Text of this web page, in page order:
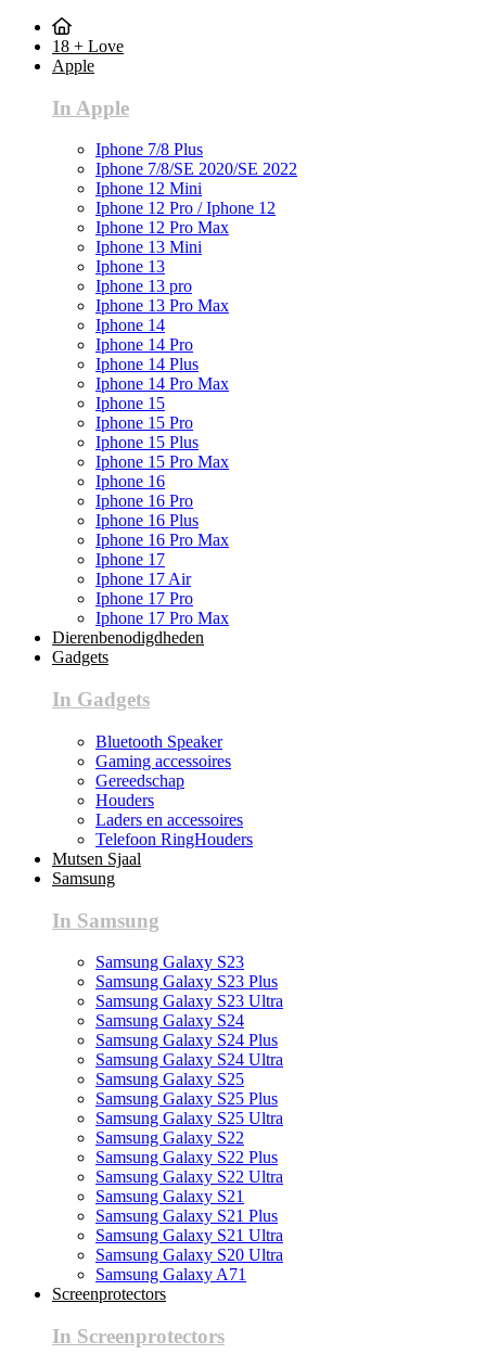
18 + Love
Apple
In Apple
Iphone 7/8 Plus
Iphone 7/8/SE 2020/SE 2022
Iphone 12 Mini
Iphone 12 Pro / Iphone 12
Iphone 12 Pro Max
Iphone 13 Mini
Iphone 13
Iphone 13 pro
Iphone 13 Pro Max
Iphone 14
Iphone 14 Pro
Iphone 14 Plus
Iphone 14 Pro Max
Iphone 15
Iphone 15 Pro
Iphone 15 Plus
Iphone 15 Pro Max
Iphone 16
Iphone 16 Pro
Iphone 16 Plus
Iphone 16 Pro Max
Iphone 17
Iphone 17 Air
Iphone 17 Pro
Iphone 17 Pro Max
Dierenbenodigdheden
Gadgets
In Gadgets
Bluetooth Speaker
Gaming accessoires
Gereedschap
Houders
Laders en accessoires
Telefoon RingHouders
Mutsen Sjaal
Samsung
In Samsung
Samsung Galaxy S23
Samsung Galaxy S23 Plus
Samsung Galaxy S23 Ultra
Samsung Galaxy S24
Samsung Galaxy S24 Plus
Samsung Galaxy S24 Ultra
Samsung Galaxy S25
Samsung Galaxy S25 Plus
Samsung Galaxy S25 Ultra
Samsung Galaxy S22
Samsung Galaxy S22 Plus
Samsung Galaxy S22 Ultra
Samsung Galaxy S21
Samsung Galaxy S21 Plus
Samsung Galaxy S21 Ultra
Samsung Galaxy S20 Ultra
Samsung Galaxy A71
Screenprotectors
In Screenprotectors